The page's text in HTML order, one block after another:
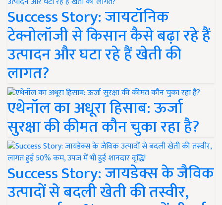
Success Story: जायटॉनिक
टेक्नोलॉजी से किसान कैसे बढ़ा रहे हैं
उत्पादन और घटा रहे हैं खेती की
लागत?
एथेनॉल का अधूरा हिसाब: ऊर्जा
सुरक्षा की कीमत कौन चुका रहा है?
Success Story: जायडेक्स के जैविक
उत्पादों से बदली खेती की तस्वीर,